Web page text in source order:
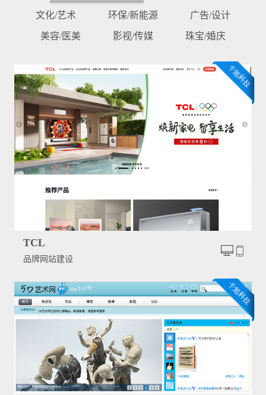
文化/艺术 环保/新能源 广告/设计
美容/医美 影视/传媒 珠宝/婚庆
TCL
品牌网站建设